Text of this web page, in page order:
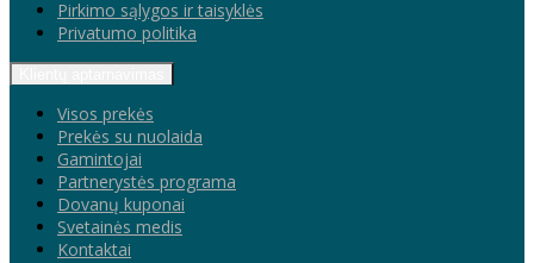
Pirkimo sąlygos ir taisyklės
Privatumo politika
Visos prekės
Prekės su nuolaida
Gamintojai
Partnerystės programa
Dovanų kuponai
Svetainės medis
Kontaktai